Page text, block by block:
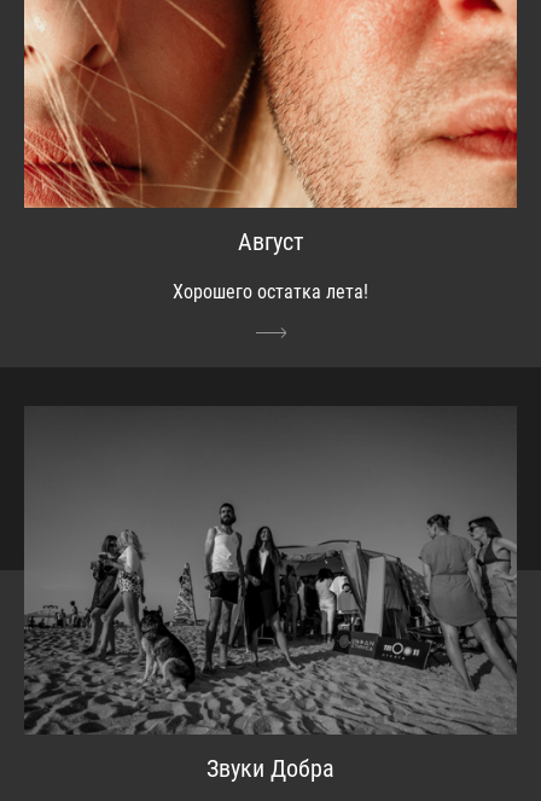
Август
Хорошего остатка лета!
Звуки Добра